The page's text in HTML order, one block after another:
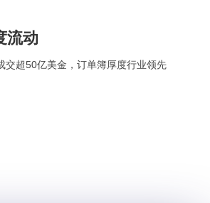
流动
交超50亿美金，订单簿厚度行业领先